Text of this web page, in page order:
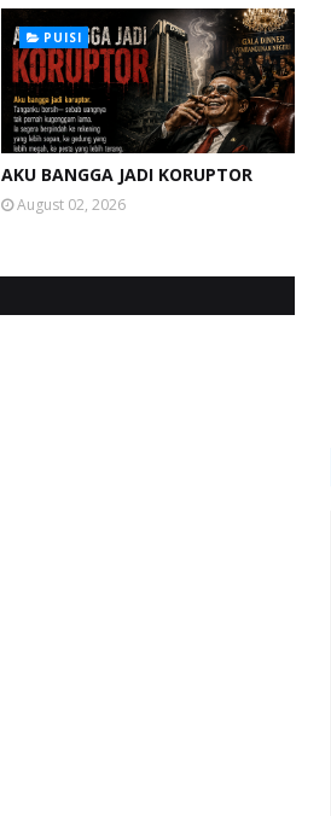
PUISI
AKU BANGGA JADI KORUPTOR
August 02, 2026